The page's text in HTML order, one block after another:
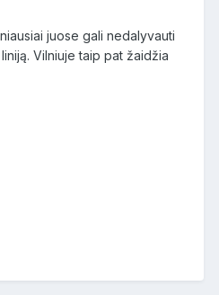
juose gali nedalyvauti
Vilniuje taip pat žaidžia